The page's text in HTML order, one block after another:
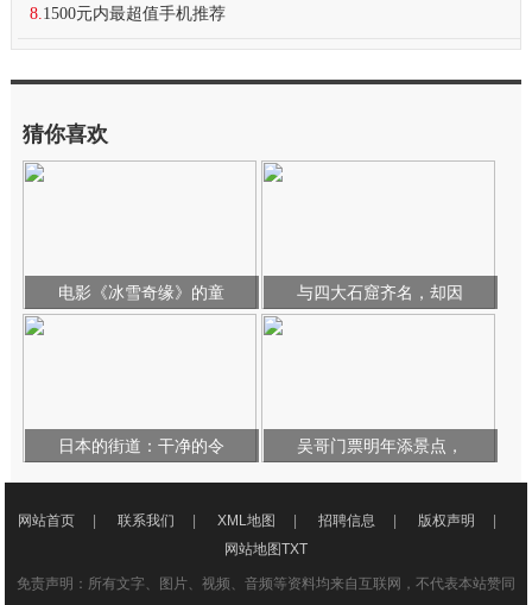
8. 1500元内最超值手机推荐
猜你喜欢
电影《冰雪奇缘》的童 与四大石窟齐名，却因
日本的街道：干净的令 吴哥门票明年添景点，
网站首页 | 联系我们 | XML地图 | 招聘信息 | 版权声明
|
网站地图TXT
免责声明：所有文字、图片、视频、音频等资料均来自互联网，不代表本站赞同